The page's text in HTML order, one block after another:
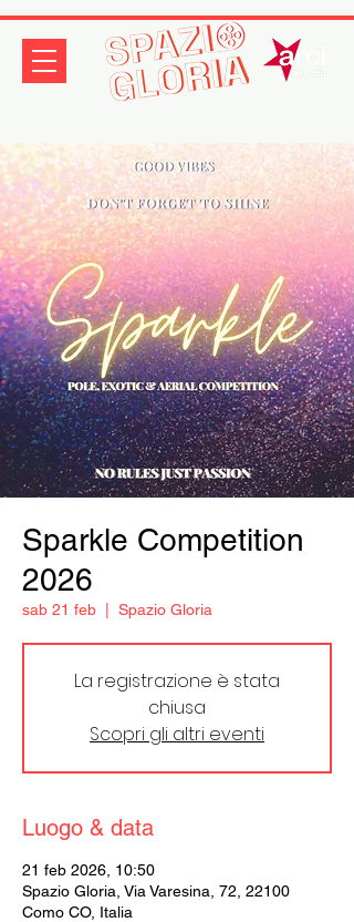
Sparkle Competition
2026
sab 21 feb Spazio Gloria
La registrazione è stata
chiusa
Scopri gli altri eventi
Luogo & data
21 feb 2026, 10:50
Spazio Gloria, Via Varesina, 72, 22100
Como CO, Italia